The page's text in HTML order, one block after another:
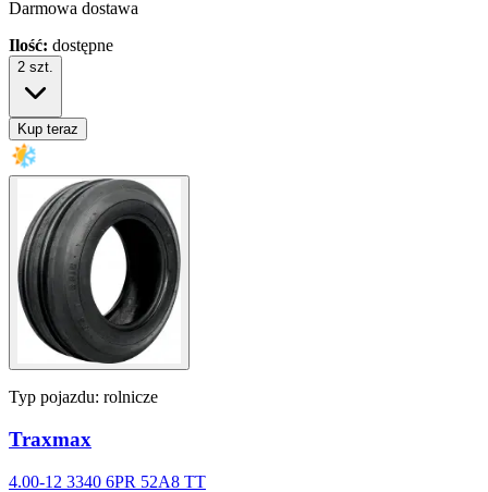
Darmowa dostawa
Ilość: dostępne
2 szt.
Kup teraz
Typ pojazdu: rolnicze
Traxmax
4.00-12 3340 6PR 52A8 TT